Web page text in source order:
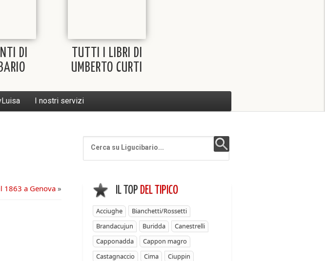
DI
TUTTI I LIBRI DI
UMBERTO CURTI
I nostri servizi
1863 a Genova » IL TOP DEL TIPICO
Acciughe
Bianchetti/Rossetti
Brandacujun
Buridda
Canestrelli
Capponadda
Cappon magro
Castagnaccio
Cima
Ciuppin